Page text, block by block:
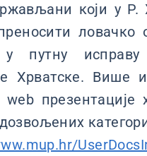
који у Р.
ловачко
путну исправу
Хрватске. Више
web